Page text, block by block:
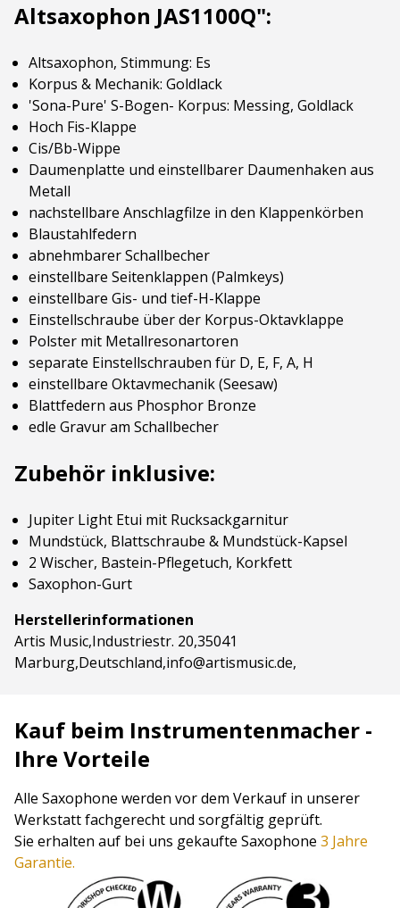
Altsaxophon JAS1100Q":
Altsaxophon, Stimmung: Es
Korpus & Mechanik: Goldlack
'Sona-Pure' S-Bogen- Korpus: Messing, Goldlack
Hoch Fis-Klappe
Cis/Bb-Wippe
Daumenplatte und einstellbarer Daumenhaken aus
Metall
nachstellbare Anschlagfilze in den Klappenkörben
Blaustahlfedern
abnehmbarer Schallbecher
einstellbare Seitenklappen (Palmkeys)
einstellbare Gis- und tief-H-Klappe
Einstellschraube über der Korpus-Oktavklappe
Polster mit Metallresonartoren
separate Einstellschrauben für D, E, F, A, H
einstellbare Oktavmechanik (Seesaw)
Blattfedern aus Phosphor Bronze
edle Gravur am Schallbecher
Zubehör inklusive:
Jupiter Light Etui mit Rucksackgarnitur
Mundstück, Blattschraube & Mundstück-Kapsel
2 Wischer, Bastein-Pflegetuch, Korkfett
Saxophon-Gurt
Herstellerinformationen
Artis Music,Industriestr. 20,35041
Marburg,Deutschland,info@artismusic.de,
Kauf beim Instrumentenmacher -
Ihre Vorteile
Alle Saxophone werden vor dem Verkauf in unserer
Werkstatt fachgerecht und sorgfältig geprüft.
Sie erhalten auf bei uns gekaufte Saxophone 3 Jahre
Garantie.